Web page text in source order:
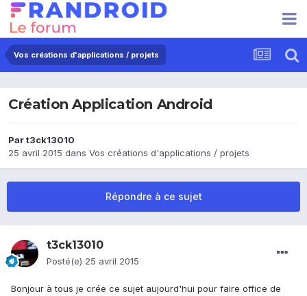
Vos créations d'applications / projets
Création Application Android
Part3ck13010
25 avril 2015 dans Vos créations d'applications / projets
Répondre à ce sujet
t3ck13010
Posté(e) 25 avril 2015
Bonjour à tous je crée ce sujet aujourd'hui pour faire office de